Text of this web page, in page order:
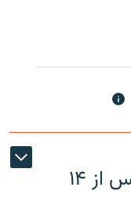
خسرو بشارت، زندانی کُرد، پس از ۱۴